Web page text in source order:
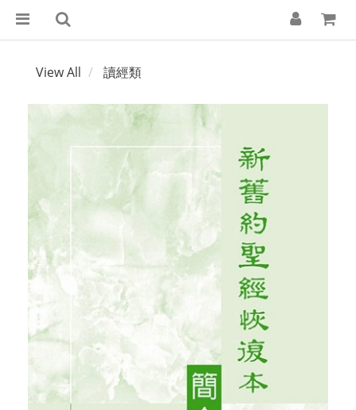
View All 讀經類